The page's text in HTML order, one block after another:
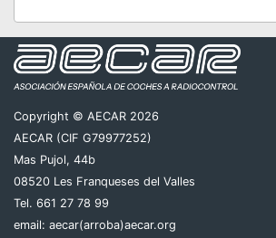
Copyright © AECAR 2026
AECAR (CIF G79977252)
Mas Pujol, 44b
08520 Les Franqueses del Valles
Tel. 661 27 78 99
email: aecar(arroba)aecar.org